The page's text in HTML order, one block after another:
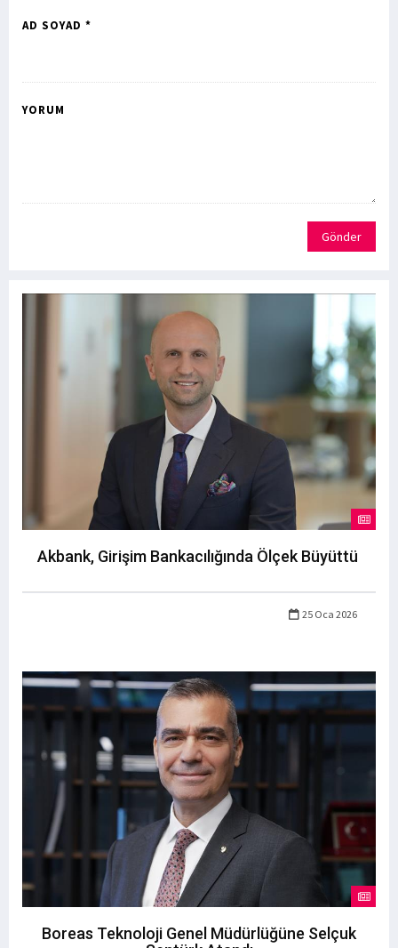
AD SOYAD *
YORUM
Gönder
Akbank, Girişim Bankacılığında Ölçek Büyüttü
25 Oca 2026
Boreas Teknoloji Genel Müdürlüğüne Selçuk